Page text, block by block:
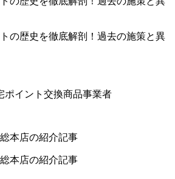
の歴史を徹底解剖！過去の施策と異
ポイント交換商品事業者
本店の紹介記事
本店の紹介記事